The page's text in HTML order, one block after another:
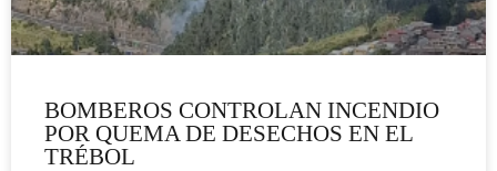
BOMBEROS CONTROLAN INCENDIO
POR QUEMA DE DESECHOS EN EL
TRÉBOL